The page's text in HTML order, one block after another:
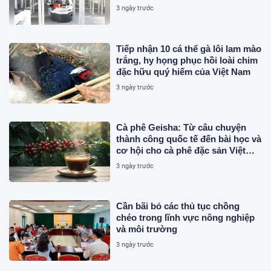
3 ngày trước
Tiếp nhận 10 cá thể gà lôi lam mào
trắng, hy họng phục hồi loài chim
đặc hữu quý hiếm của Việt Nam
3 ngày trước
Cà phê Geisha: Từ câu chuyện
thành công quốc tế đến bài học và
cơ hội cho cà phê đặc sản Việt
Nam
3 ngày trước
Cần bãi bỏ các thủ tục chồng
chéo trong lĩnh vực nông nghiệp
và môi trường
3 ngày trước